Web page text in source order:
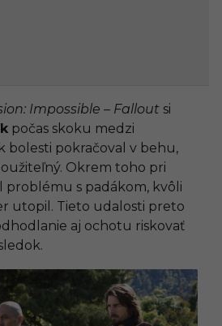
Impossible – Fallout si
počas skoku medzi
bolesti pokračoval v behu,
Okrem toho pri
problému s padákom, kvôli
utopil. Tieto udalosti preto
aj ochotu riskovať